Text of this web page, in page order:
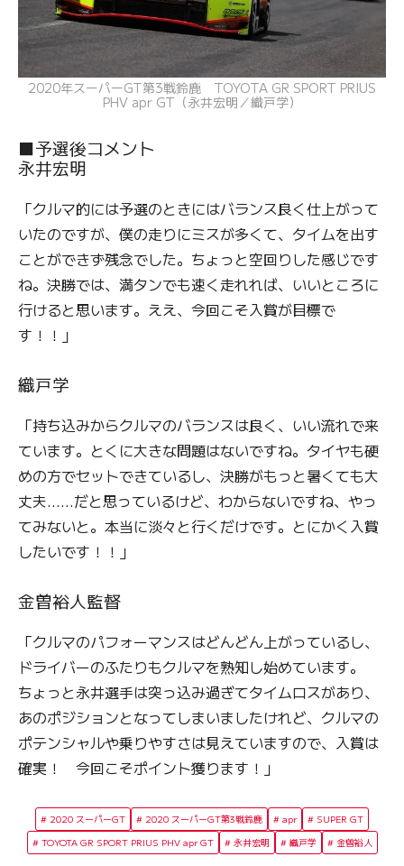
2020年スーパーGT第3戦鈴鹿 TOYOTA GR SPORT PRIUS
PHV apr GT（永井宏明／織戸学）
■予選後コメント
永井宏明
「クルマ的には予選のときにはバランス良く仕上がって
いたのですが、僕の走りにミスが多くて、タイムを出す
ことができず残念でした。ちょっと空回りした感じです
ね。決勝では、満タンでも速く走れれば、いいところに
行けると思います。ええ、今回こそ入賞が目標で
す！！」
織戸学
「持ち込みからクルマのバランスは良く、いい流れで来
ています。とくに大きな問題はないですね。タイヤも硬
めの方でセットできているし、決勝がもっと暑くても大
丈夫……だと思っているけど、わからないですね、やっ
てみないと。本当に淡々と行くだけです。とにかく入賞
したいです！！」
金曽裕人監督
「クルマのパフォーマンスはどんどん上がっているし、
ドライバーのふたりもクルマを熟知し始めています。
ちょっと永井選手は突っ込み過ぎてタイムロスがあり、
あのポジションとなってしまいましたけれど、クルマの
ポテンシャルや乗りやすさは見えていますので、入賞は
確実！ 今回こそポイント獲ります！」
2020 スーパーGT 2020 スーパーGT第3戦鈴鹿 apr
SUPER GT
TOYOTA GR SPORT PRIUS PHV apr GT
永井宏明 織戸学 金曽裕人